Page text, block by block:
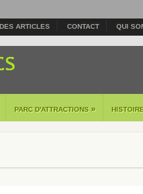
ARTICLES CONTACT QUI
PARC D'ATTRACTIONS »